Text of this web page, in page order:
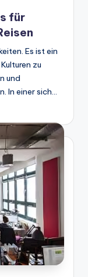
für
Es ist ein
zu
und
In einer sich…